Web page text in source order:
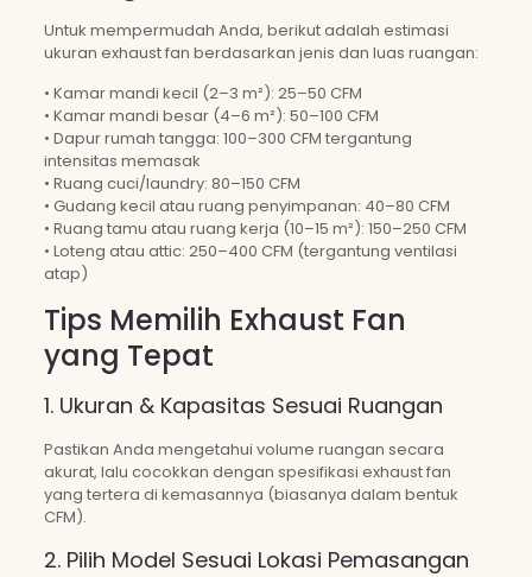
Untuk mempermudah Anda, berikut adalah estimasi
ukuran exhaust fan berdasarkan jenis dan luas ruangan:
• Kamar mandi kecil (2–3 m²): 25–50 CFM
• Kamar mandi besar (4–6 m²): 50–100 CFM
• Dapur rumah tangga: 100–300 CFM tergantung
intensitas memasak
• Ruang cuci/laundry: 80–150 CFM
• Gudang kecil atau ruang penyimpanan: 40–80 CFM
• Ruang tamu atau ruang kerja (10–15 m²): 150–250 CFM
• Loteng atau attic: 250–400 CFM (tergantung ventilasi
atap)
Tips Memilih Exhaust Fan
yang Tepat
1. Ukuran & Kapasitas Sesuai Ruangan
Pastikan Anda mengetahui volume ruangan secara
akurat, lalu cocokkan dengan spesifikasi exhaust fan
yang tertera di kemasannya (biasanya dalam bentuk
CFM).
2. Pilih Model Sesuai Lokasi Pemasangan